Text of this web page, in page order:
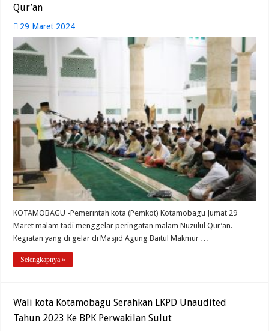
Qur’an
29 Maret 2024
KOTAMOBAGU -Pemerintah kota (Pemkot) Kotamobagu Jumat 29
Maret malam tadi menggelar peringatan malam Nuzulul Qur’an.
Kegiatan yang di gelar di Masjid Agung Baitul Makmur …
Selengkapnya »
Wali kota Kotamobagu Serahkan LKPD Unaudited
Tahun 2023 Ke BPK Perwakilan Sulut